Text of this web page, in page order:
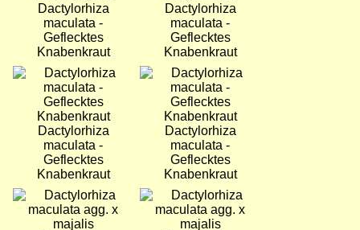
Dactylorhiza
maculata -
Geflecktes
Knabenkraut
Dactylorhiza
maculata -
Geflecktes
Knabenkraut
Bild
Dactylorhiza
maculata -
Geflecktes
Knabenkraut
Bild
Dactylorhiza
maculata -
Geflecktes
Knabenkraut
Bild
Bild